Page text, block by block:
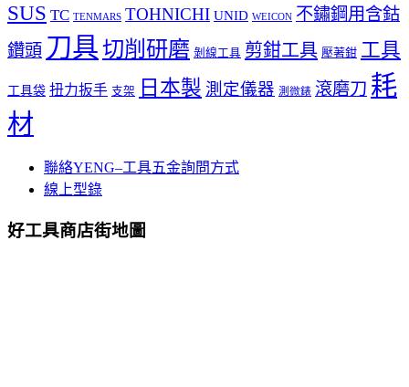
SUS TC TENMARS TOHNICHI UNID WEICON 不鏽鋼用含鈷
鑽頭 刀具切削研磨 剝線工具 剪鉗工具 壓著鉗 工具
工具袋 扭力扳手 支架 日本製 測定儀器 測微錶 滾磨刀 耗
材
聯絡YENG–工具五金詢問方式
線上型錄
好工具商店街地圖